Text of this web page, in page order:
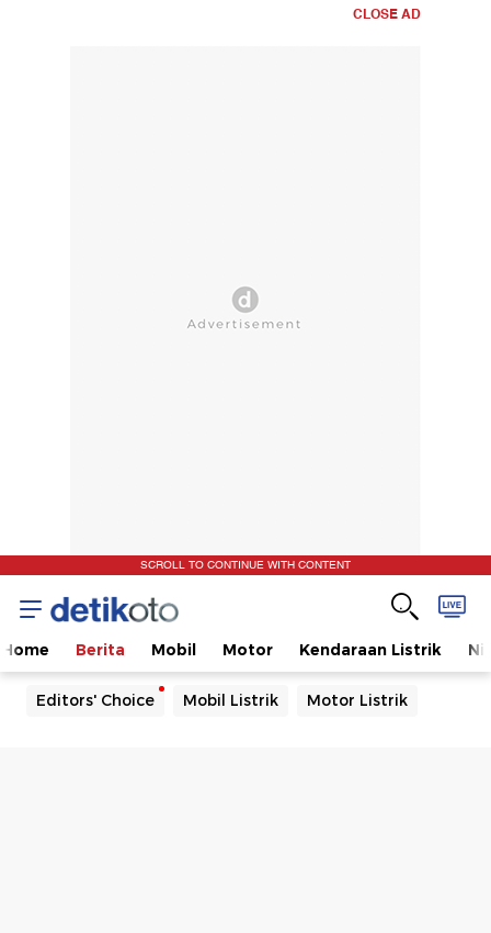
CLOSE AD
SCROLL TO CONTINUE WITH CONTENT
Home Berita Mobil Motor Kendaraan Listrik
Editors' Choice Mobil Listrik Motor Listrik